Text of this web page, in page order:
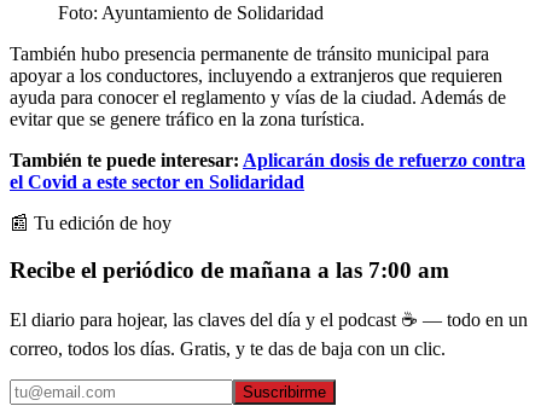
Foto: Ayuntamiento de Solidaridad
También hubo presencia permanente de tránsito municipal para
apoyar a los conductores, incluyendo a extranjeros que requieren
ayuda para conocer el reglamento y vías de la ciudad. Además de
evitar que se genere tráfico en la zona turística.
También te puede interesar: Aplicarán dosis de refuerzo contra
el Covid a este sector en Solidaridad
📰 Tu edición de hoy
Recibe el periódico de mañana a las 7:00 am
El diario para hojear, las claves del día y el podcast ☕ — todo en un
correo, todos los días. Gratis, y te das de baja con un clic.
Suscribirme